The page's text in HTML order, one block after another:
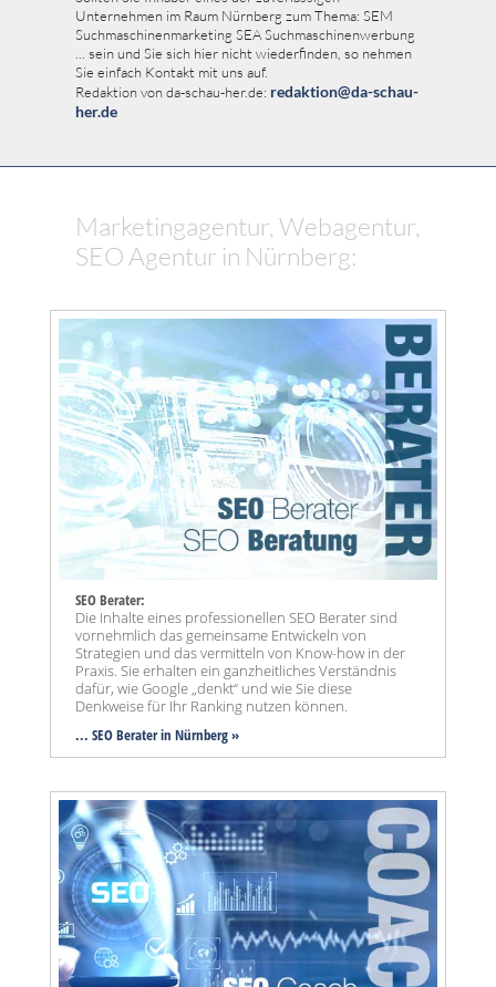
Unternehmen im Raum Nürnberg zum Thema: SEM
Suchmaschinenmarketing SEA Suchmaschinenwerbung
... sein und Sie sich hier nicht wiederfinden, so nehmen
Sie einfach Kontakt mit uns auf.
Redaktion von da-schau-her.de: redaktion@da-schau-
her.de
Marketingagentur, Webagentur,
SEO Agentur in Nürnberg:
SEO Berater:
Die Inhalte eines professionellen SEO Berater sind
vornehmlich das gemeinsame Entwickeln von
Strategien und das vermitteln von Know-how in der
Praxis. Sie erhalten ein ganzheitliches Verständnis
dafür, wie Google „denkt“ und wie Sie diese
Denkweise für Ihr Ranking nutzen können.
... SEO Berater in Nürnberg »